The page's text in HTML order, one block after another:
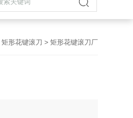
矩形花键滚刀 > 矩形花键滚刀厂